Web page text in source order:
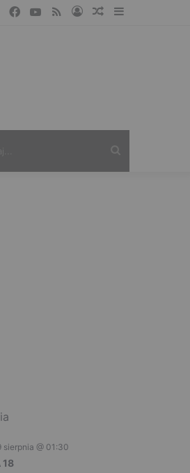
Sidebar
Losowy
Zaloguj
RSS
YouTube
Facebook
sierpnia @ 01:30
18